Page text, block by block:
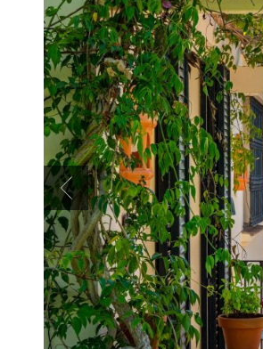
Previous